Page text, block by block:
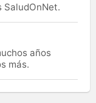
SaludOnNet.
años
más.